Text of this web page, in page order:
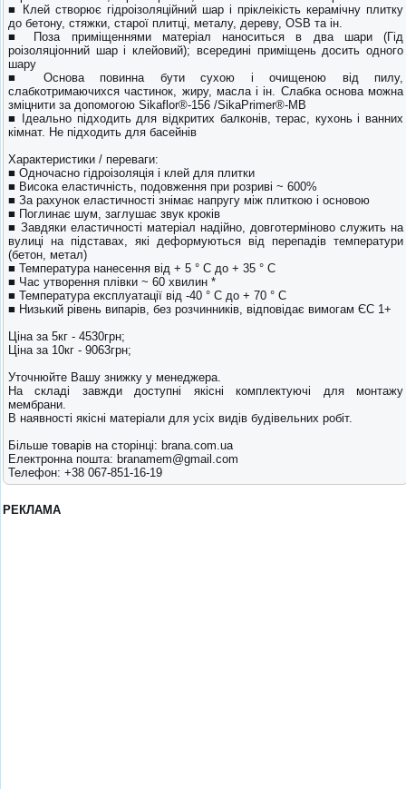
■ Клей створює гідроізоляційний шар і пріклеікість керамічну плитку
до бетону, стяжки, старої плитці, металу, дереву, OSB та ін.
■ Поза приміщеннями матеріал наноситься в два шари (Гід
роізоляціонний шар і клейовий); всередині приміщень досить одного
шару
■ Основа повинна бути сухою і очищеною від пилу,
слабкотримаючихся частинок, жиру, масла і ін. Слабка основа можна
зміцнити за допомогою Sikaflor®-156 /SikaPrimer®-MB
■ Ідеально підходить для відкритих балконів, терас, кухонь і ванних
кімнат. Не підходить для басейнів
Характеристики / переваги:
■ Одночасно гідроізоляція і клей для плитки
■ Висока еластичність, подовження при розриві ~ 600%
■ За рахунок еластичності знімає напругу між плиткою і основою
■ Поглинає шум, заглушає звук кроків
■ Завдяки еластичності матеріал надійно, довготерміново служить на
вулиці на підставах, які деформуються від перепадів температури
(бетон, метал)
■ Температура нанесення від + 5 ° С до + 35 ° С
■ Час утворення плівки ~ 60 хвилин *
■ Температура експлуатації від -40 ° С до + 70 ° С
■ Низький рівень випарів, без розчинників, відповідає вимогам ЄС 1+
Ціна за 5кг - 4530грн;
Ціна за 10кг - 9063грн;
Уточнюйте Вашу знижку у менеджера.
На складі завжди доступні якісні комплектуючі для монтажу
мембрани.
В наявності якісні матеріали для усіх видів будівельних робіт.
Більше товарів на сторінці: brana.com.ua
Електронна пошта: branamem@gmail.com
Телефон: +38 067-851-16-19
РЕКЛАМА